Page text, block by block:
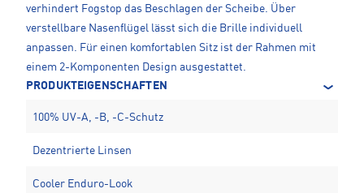
verhindert Fogstop das Beschlagen der Scheibe. Über
verstellbare Nasenflügel lässt sich die Brille individuell
anpassen. Für einen komfortablen Sitz ist der Rahmen mit
einem 2-Komponenten Design ausgestattet.
PRODUKTEIGENSCHAFTEN
100% UV-A, -B, -C-Schutz
Dezentrierte Linsen
Cooler Enduro-Look